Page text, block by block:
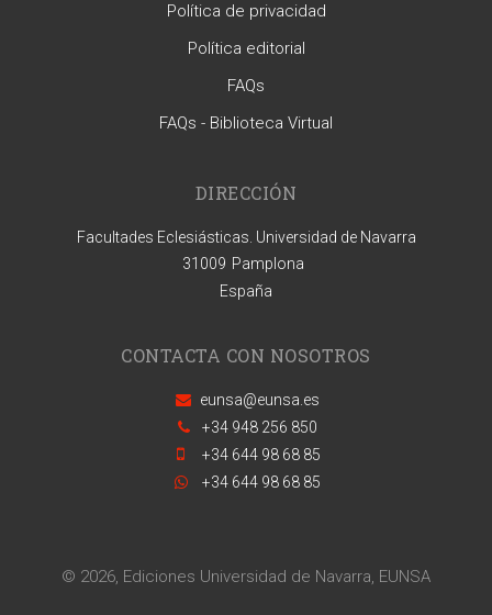
Política de privacidad
Política editorial
FAQs
FAQs - Biblioteca Virtual
DIRECCIÓN
Facultades Eclesiásticas. Universidad de Navarra
31009 Pamplona
España
CONTACTA CON NOSOTROS
eunsa@eunsa.es
+34 948 256 850
+34 644 98 68 85
+34 644 98 68 85
© 2026, Ediciones Universidad de Navarra, EUNSA